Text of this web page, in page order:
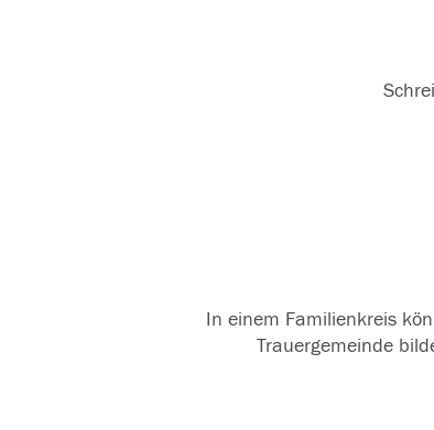
In einem Familienkreis
Trauergemeinde